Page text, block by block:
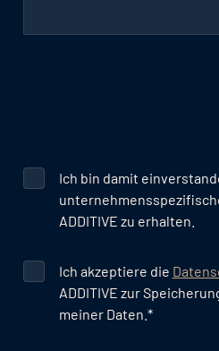
Ich bin damit
ADDITIVE zu erhalten.
Ich akzeptiere die
ADDITIVE zur
meiner Daten. *